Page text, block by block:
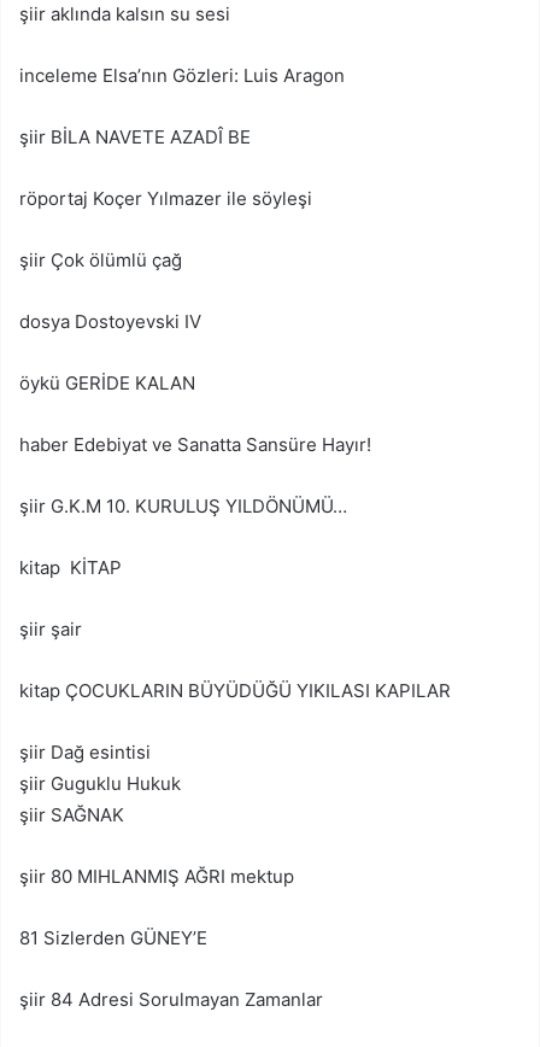
şiir aklında kalsın su sesi
inceleme Elsa’nın Gözleri: Luis Aragon
şiir BİLA NAVETE AZADÎ BE
röportaj Koçer Yılmazer ile söyleşi
şiir Çok ölümlü çağ
dosya Dostoyevski IV
öykü GERİDE KALAN
haber Edebiyat ve Sanatta Sansüre Hayır!
şiir G.K.M 10. KURULUŞ YILDÖNÜMÜ…
kitap KİTAP
şiir şair
kitap ÇOCUKLARIN BÜYÜDÜĞÜ YIKILASI KAPILAR
şiir Dağ esintisi
şiir Guguklu Hukuk
şiir SAĞNAK
şiir 80 MIHLANMIŞ AĞRI mektup
81 Sizlerden GÜNEY’E
şiir 84 Adresi Sorulmayan Zamanlar